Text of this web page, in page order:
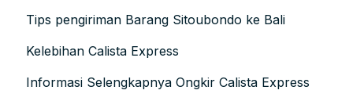
Tips pengiriman Barang Sitoubondo ke Bali
Kelebihan Calista Express
Informasi Selengkapnya Ongkir Calista Express